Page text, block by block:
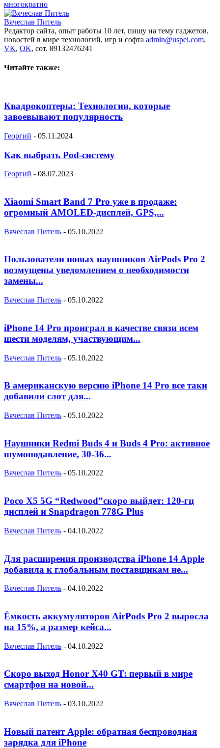
многократно
Вячеслав Питель
Редактор сайта, опыт работы 10 лет, пишу на тему гаджетов,
новостей в мире технологий, игр и софта admin@uspei.com,
VK, OK, сот. 89132476241
Читайте также:
Квадрокоптеры: Технологии, которые
завоевывают популярность
Георгий - 05.11.2024
Как выбрать Pod-систему
Георгий - 08.07.2023
Xiaomi Smart Band 7 Pro уже в продаже:
огромный AMOLED-дисплей, GPS,...
Вячеслав Питель - 05.10.2022
Пользователи новых наушников AirPods Pro 2
возмущены уведомлением о необходимости
замены...
Вячеслав Питель - 05.10.2022
iPhone 14 Pro проиграл в качестве связи всем
шести моделям, участвующим...
Вячеслав Питель - 05.10.2022
В американскую версию iPhone 14 Pro все таки
добавили слот для...
Вячеслав Питель - 05.10.2022
Наушники Redmi Buds 4 и Buds 4 Pro: активное
шумоподавление, 30-36...
Вячеслав Питель - 05.10.2022
Poco X5 5G “Redwood”скоро выйдет: 120-гц
дисплей и Snapdragon 778G Plus
Вячеслав Питель - 04.10.2022
Для расширения производства iPhone 14 Apple
добавила к глобальным поставщикам не...
Вячеслав Питель - 04.10.2022
Ёмкость аккумуляторов AirPods Pro 2 выросла
на 15%, а размер кейса...
Вячеслав Питель - 04.10.2022
Скоро выход Honor X40 GT: первый в мире
смартфон на новой...
Вячеслав Питель - 03.10.2022
Новый патент Apple: обратная беспроводная
зарядка для iPhone